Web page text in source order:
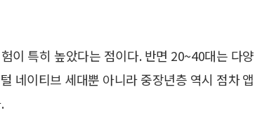
이 특히 높았다는 점이다. 반면 20~40대는 다양
네이티브 세대뿐 아니라 중장년층 역시 점차 앱